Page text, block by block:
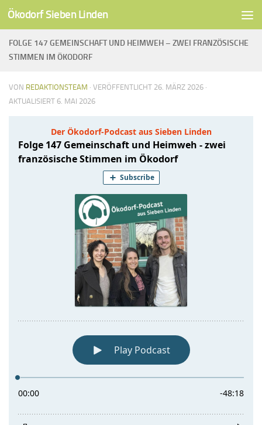
Unter dem Inhalt
Ökodorf Sieben Linden
FOLGE 147 GEMEINSCHAFT UND HEIMWEH – ZWEI FRANZÖSISCHE
STIMMEN IM ÖKODORF
VON REDAKTIONSTEAM · VERÖFFENTLICHT 26. MÄRZ 2026 ·
AKTUALISIERT 6. MAI 2026